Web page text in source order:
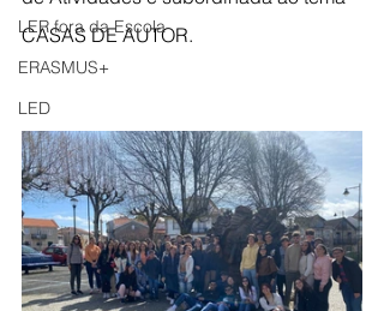
LER fora da Escola
ERASMUS+
LED
CASAS DE AUTOR.